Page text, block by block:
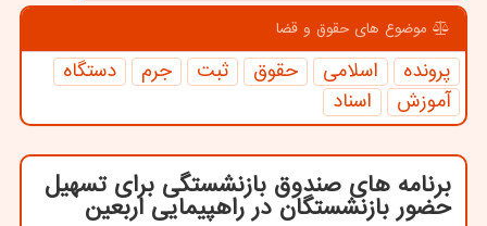
موضوع های حقوق و قضا
پرونده اسلامی حقوق ثبت جرم
دستگاه
آموزش
اسناد
برنامه های صندوق بازنشستگی برای تسهیل
حضور بازنشستگان در راهپیمایی اربعین